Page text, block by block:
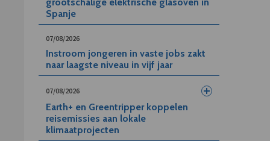
Spanje
07/08/2026
Instroom jongeren in vaste jobs zakt
naar laagste niveau in vijf jaar
07/08/2026
Earth+ en Greentripper koppelen
reisemissies aan lokale
klimaatprojecten